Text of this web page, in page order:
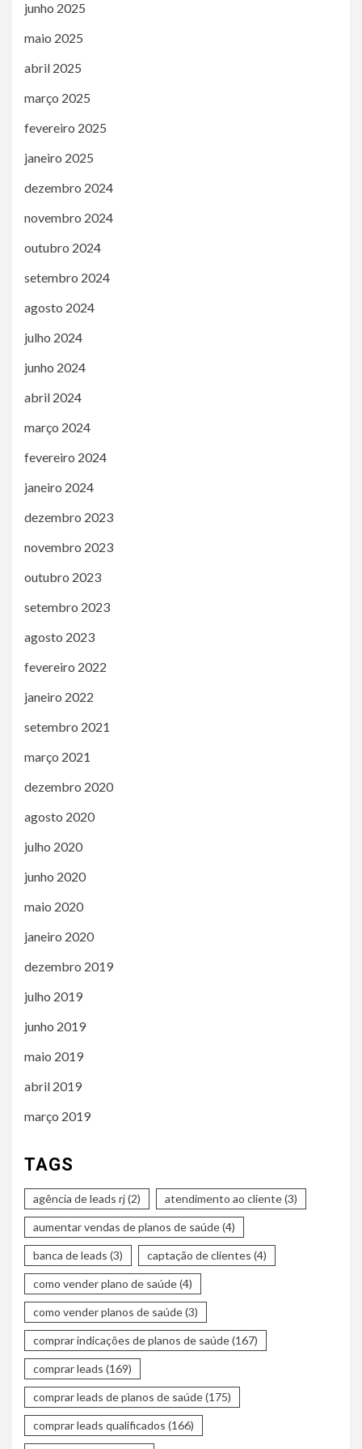
junho 2025
maio 2025
abril 2025
março 2025
fevereiro 2025
janeiro 2025
dezembro 2024
novembro 2024
outubro 2024
setembro 2024
agosto 2024
julho 2024
junho 2024
abril 2024
março 2024
fevereiro 2024
janeiro 2024
dezembro 2023
novembro 2023
outubro 2023
setembro 2023
agosto 2023
fevereiro 2022
janeiro 2022
setembro 2021
março 2021
dezembro 2020
agosto 2020
julho 2020
junho 2020
maio 2020
janeiro 2020
dezembro 2019
julho 2019
junho 2019
maio 2019
abril 2019
março 2019
TAGS
agência de leads rj(2) atendimento ao cliente(3)
aumentar vendas de planos de saúde(4)
banca de leads (3) captação de clientes (4)
como vender plano de saúde(4)
como vender planos de saúde(3)
comprar indicações de planos de saúde(167)
comprar leads (169)
comprar leads de planos de saúde(175)
comprar leads qualificados (166)